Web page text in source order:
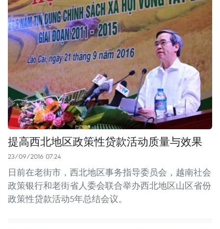
提高西北地区政策性贷款活动质量与效果
23/09/2016 07:24
日前在老街市，西北地区事务指导委员会，越南社会
政策银行和老街省人委会联合举办西北地区山区省份
政策性贷款活动5年总结会议。